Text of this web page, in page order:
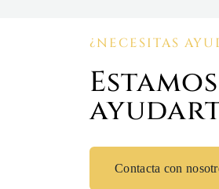
¿NECESITAS
Contacta con